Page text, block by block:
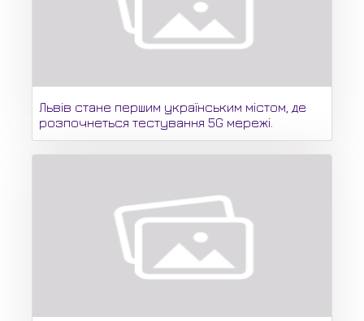
Львів стане першим українським містом, де
розпочнеться тестування 5G мережі.